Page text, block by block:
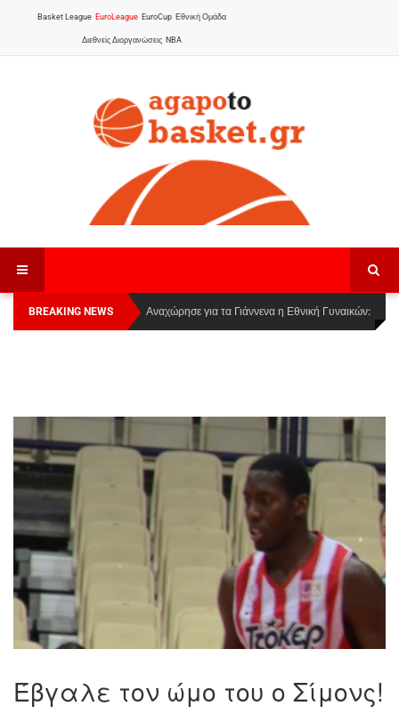
Basket League EuroLeague EuroCup Εθνική Ομάδα
Διεθνείς Διοργανώσεις NBA
BREAKING NEWS
Οι Πάνθηρες Καβάλας στην Women Basketball
League 1
Αναχώρησε για τα Γιάννενα η Εθνική Γυναικών
Έβγαλε τον ώμο του ο Σίμονς!